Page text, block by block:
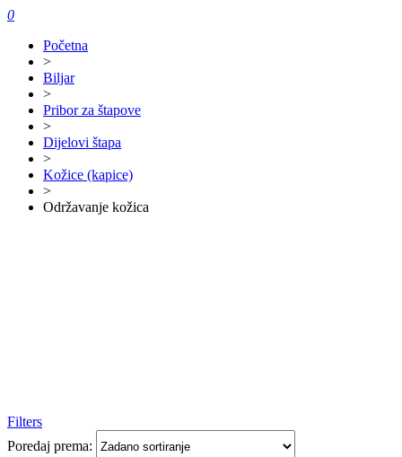
0
Početna
>
Biljar
>
Pribor za štapove
>
Dijelovi štapa
>
Kožice (kapice)
>
Održavanje kožica
Filters
Poredaj prema: